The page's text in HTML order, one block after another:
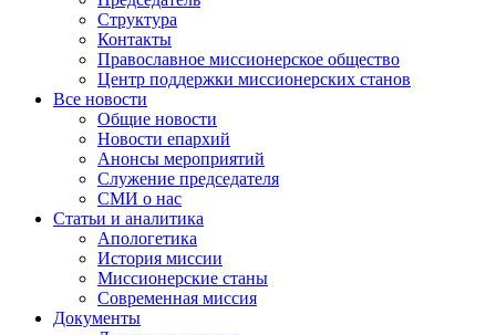
Структура
Контакты
Православное миссионерское общество
Центр поддержки миссионерских станов
Все новости
Общие новости
Новости епархий
Анонсы мероприятий
Служение председателя
СМИ о нас
Статьи и аналитика
Апологетика
История миссии
Миссионерские станы
Современная миссия
Документы